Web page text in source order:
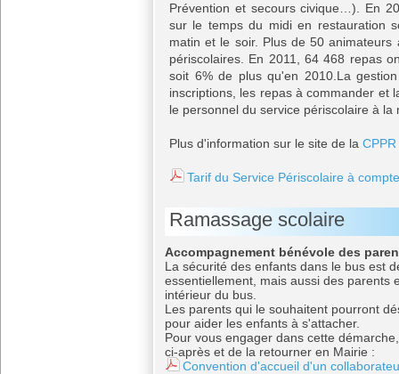
Prévention et secours civique…). En
sur le temps du midi en restauration
matin et le soir. Plus de 50
périscolaires. En 2011, 64 468 repas
soit 6% de plus qu'en 2010.La
inscriptions, les repas à commander et
le personnel du service périscolaire à la
Plus d'information sur le site de la CPPR
Tarif du Service Périscolaire à
Ramassage scolaire
Accompagnement bénévole des
La sécurité des enfants dans le bus est
essentiellement, mais aussi des parents
intérieur du bus.
Les parents qui le souhaitent pourront
pour aider les enfants à s'attacher.
Pour vous engager dans cette
ci-après et de la retourner en Mairie :
Convention d'accueil d'un